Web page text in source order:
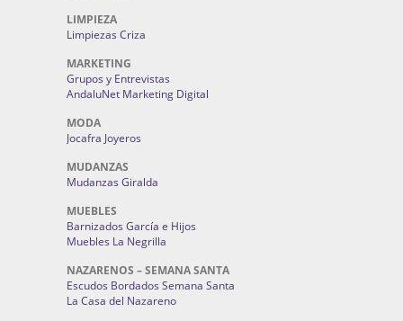
LIMPIEZA
Limpiezas Criza
MARKETING
Grupos y Entrevistas
AndaluNet Marketing Digital
MODA
Jocafra Joyeros
MUDANZAS
Mudanzas Giralda
MUEBLES
Barnizados García e Hijos
Muebles La Negrilla
NAZARENOS – SEMANA SANTA
Escudos Bordados Semana Santa
La Casa del Nazareno